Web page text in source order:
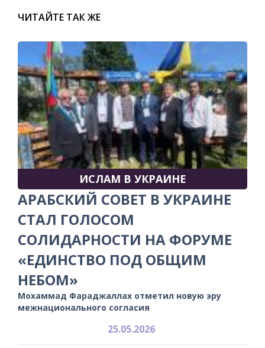
ЧИТАЙТЕ ТАК ЖЕ
ИСЛАМ В УКРАИНЕ
АРАБСКИЙ СОВЕТ В УКРАИНЕ
СТАЛ ГОЛОСОМ
СОЛИДАРНОСТИ НА ФОРУМЕ
«ЕДИНСТВО ПОД ОБЩИМ
НЕБОМ»
Мохаммад Фараджаллах отметил новую эру
межнационального согласия
25.05.2026